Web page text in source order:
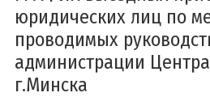
юридических лиц по
проводимых
администрации
г.Минска